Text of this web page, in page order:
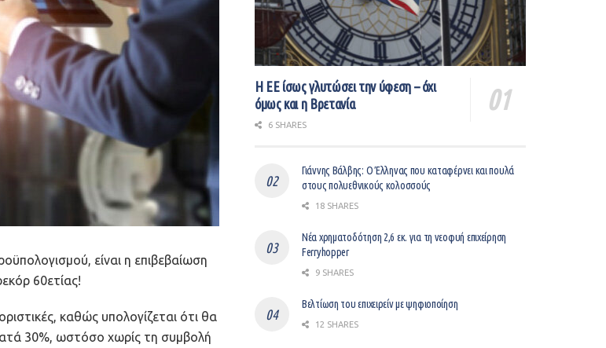
είναι η επιβεβαίωση
60ετίας!
καθώς υπολογίζεται ότι θα
30%, ωστόσο χωρίς τη συμβολή
Η ΕΕ ίσως γλυτώσει την ύφεση – όχι
όμως και η Βρετανία
6 SHARES
Γιάννης Βάλβης: O Έλληνας που καταφέρνει και πουλά
στους πολυεθνικούς κολοσσούς
18 SHARES
Νέα χρηματοδότηση 2,6 εκ. για τη νεοφυή επιχείρηση
Ferryhopper
9 SHARES
Βελτίωση του επιχειρείν με ψηφιοποίηση
12 SHARES